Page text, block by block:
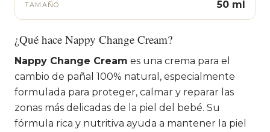
TAMAÑO 50 ml
¿Qué hace Nappy Change Cream?
Nappy Change Cream es una crema para el
cambio de pañal 100% natural, especialmente
formulada para proteger, calmar y reparar las
zonas más delicadas de la piel del bebé. Su
fórmula rica y nutritiva ayuda a mantener la piel